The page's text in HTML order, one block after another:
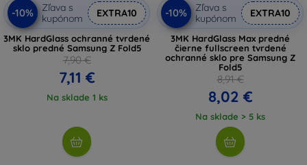
-10%
Zľava s
kupónom
EXTRA10
3MK HardGlass ochranné tvrdené
sklo predné Samsung Z Fold5
7,90 €
7,11 €
Na sklade 1 ks
-10%
Zľava s
kupónom
EXTRA10
3MK HardGlass Max predné
čierne fullscreen tvrdené
ochranné sklo pre Samsung Z
Fold5
8,91 €
8,02 €
Na sklade > 5 ks